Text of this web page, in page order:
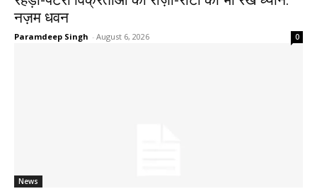
नज़म धवन
Paramdeep Singh - August 6, 2026 0
News